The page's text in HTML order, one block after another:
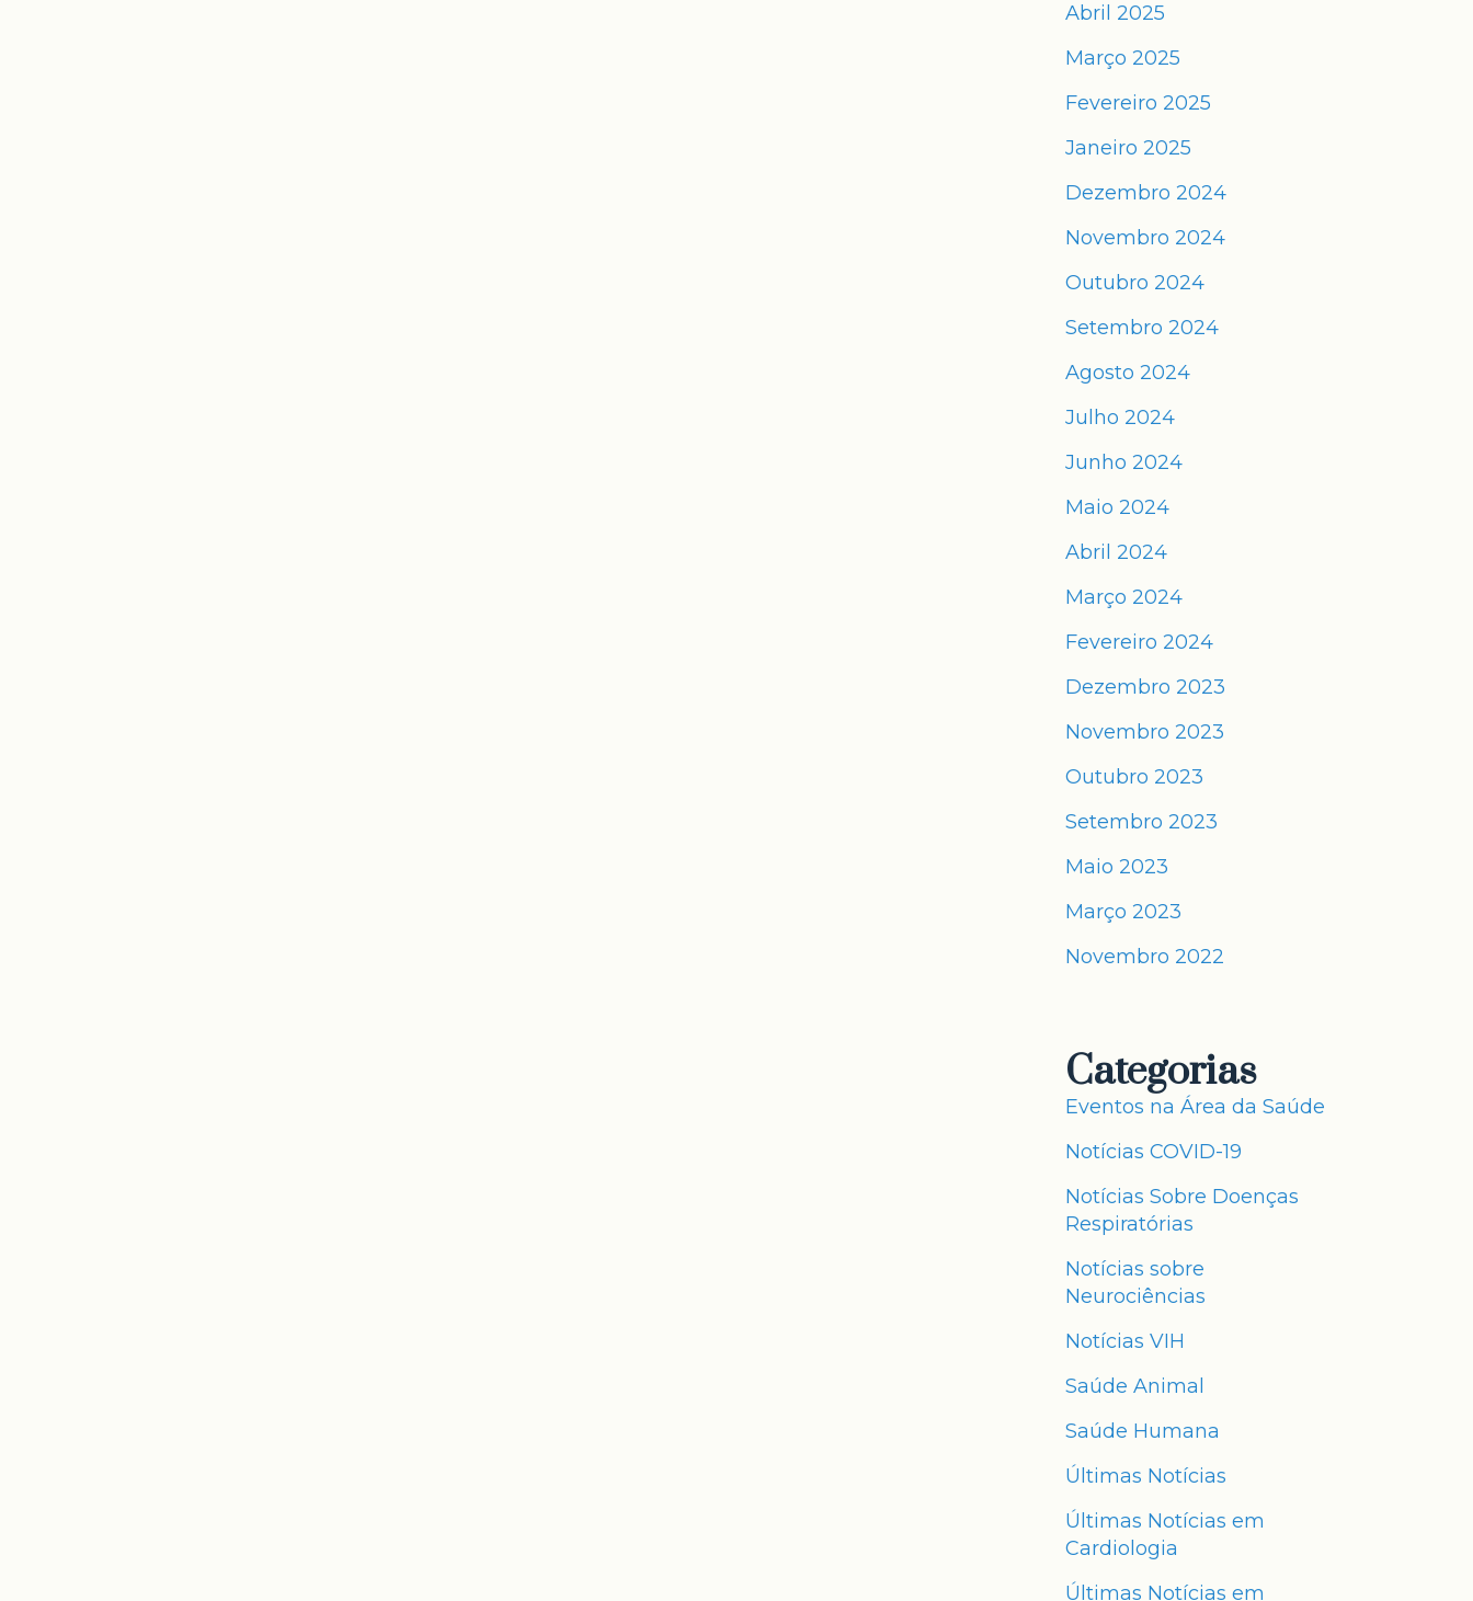
Abril 2025
Março 2025
Fevereiro 2025
Janeiro 2025
Dezembro 2024
Novembro 2024
Outubro 2024
Setembro 2024
Agosto 2024
Julho 2024
Junho 2024
Maio 2024
Abril 2024
Março 2024
Fevereiro 2024
Dezembro 2023
Novembro 2023
Outubro 2023
Setembro 2023
Maio 2023
Março 2023
Novembro 2022
Categorias
Eventos na Área da Saúde
Notícias COVID-19
Notícias Sobre Doenças
Respiratórias
Notícias sobre
Neurociências
Notícias VIH
Saúde Animal
Saúde Humana
Últimas Notícias
Últimas Notícias em
Cardiologia
Últimas Notícias em